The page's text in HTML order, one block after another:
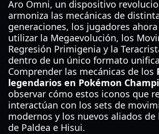
Aro Omni, un dispositivo
armoniza las mecánicas de
generaciones, los jugadores
utilizar la Megaevolución, los
Regresión Primigenia y la
dentro de un único formato
Comprender las mecánicas de los
legendarios en Pokémon
observar cómo estos iconos que
interactúan con los sets de
modernos y los nuevos aliados de
de Paldea e Hisui.